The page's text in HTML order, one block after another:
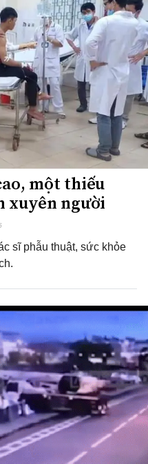
một thiếu
xuyên người
sĩ phẫu thuật, sức khỏe